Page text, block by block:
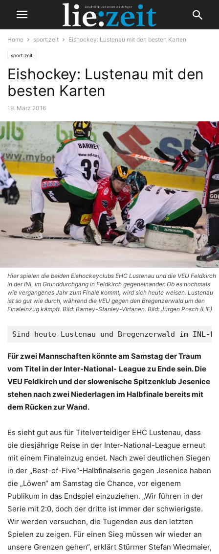
Home sport:zeit Eishockey: Lustenau mit den besten Karten
sport:zeit
Eishockey: Lustenau mit den
besten Karten
19. März 2016
Hier spielen die beiden Eishockeyclubs EHC Lustenau und die VEU Feldkirch
in der INL im Grunddurchgang in Feldkirch gegeneinander. Ob es nochmals
wie vergangenes Jahr zum Finale kommt, wird sich heute weisen. Lustenau
ist so gut wie durch, während die VEU gegen den Bregenzerwald um den
Finaleinzug kämpft. Bild: Barney-Stanley-Virtanen. Bild: Jürgen Posch (LIE)
Sind heute Lustenau und Bregenzerwald im INL-
Für zwei Mannschaften könnte am Samstag der Traum
vom Titel in der Inter-National- League zu Ende sein. Die
VEU Feldkirch und der slowenische Spitzenklub Jesenice
stehen nach zwei Niederlagen im Halbfinale bereits mit
dem Rücken zur Wand.
Es sieht gut aus für Titelverteidiger EHC Lustenau, dass
die diesjährige Reise in der Inter-National-League erneut
mit einem Finaleinzug endet. Nach zwei deutlichen Siegen
in der „Best-of-Five“-Halbfinalserie gegen Jesenice haben
die „Löwen“ am Samstag die Chance, vor eigenem
Publikum in das Endspiel einzuziehen. „Wir führen in der
Serie mit 2:0, doch der dritte ist immer der schwierigste.
Wir werden versuchen, die Tugenden aus den letzten
Spielen zu zeigen. Für einen Sieg müssen wir wieder an
unsere Grenzen gehen“, erklärt Stürmer Stefan Wiedmaier,